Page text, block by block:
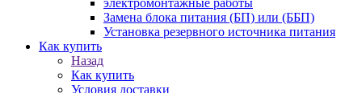
Замена блока питания (БП) или (ББП)
Установка резервного источника питания
Как купить
Назад
Как купить
Условия доставки